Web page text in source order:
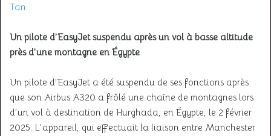
Tan
Un pilote d’EasyJet suspendu après un vol à basse altitude
près d’une montagne en Égypte
Un pilote d’EasyJet a été suspendu de ses fonctions après
que son Airbus A320 a frôlé une chaîne de montagnes lors
d’un vol à destination de Hurghada, en Égypte, le 2 février
2025. L’appareil, qui effectuait la liaison entre Manchester